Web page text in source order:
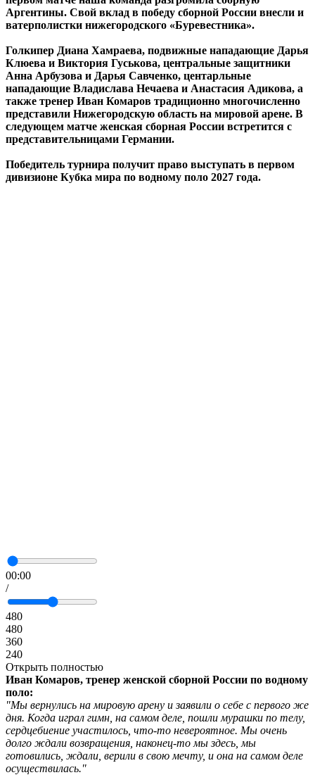
Аргентины. Свой вклад в победу сборной России внесли и
ватерполистки нижегородского «Буревестника».
Голкипер Диана Хамраева, подвижные нападающие Дарья
Клюева и Виктория Гуськова, центральные защитники
Анна Арбузова и Дарья Савченко, центарльные
нападающие Владислава Нечаева и Анастасия Адикова, а
также тренер Иван Комаров традиционно многочисленно
представили Нижегородскую область на мировой арене. В
следующем матче женская сборная России встретится с
представительницами Германии.
Победитель турнира получит право выступать в первом
дивизионе Кубка мира по водному поло 2027 года.
00:00
/
480
480
360
240
Открыть полностью
Иван Комаров, тренер женской сборной России по водному
поло:
"Мы вернулись на мировую арену и заявили о себе с первого же
дня. Когда играл гимн, на самом деле, пошли мурашки по телу,
сердцебиение участилось, что-то невероятное. Мы очень
долго ждали возвращения, наконец-то мы здесь, мы
готовились, ждали, верили в свою мечту, и она на самом деле
осуществилась."